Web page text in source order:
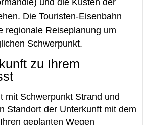
und die Küsten der
Die Touristen-Eisenbahn
regionale Reiseplanung um
Schwerpunkt.
zu Ihrem
mit Schwerpunkt Strand und
Standort der Unterkunft mit dem
geplanten Wegen